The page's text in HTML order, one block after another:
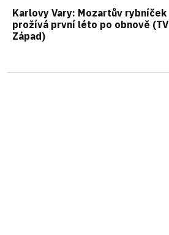
Karlovy Vary: Mozartův rybníček
prožívá první léto po obnově (TV
Západ)